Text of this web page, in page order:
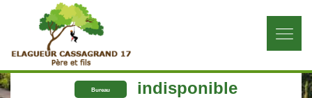
Bureau indisponible